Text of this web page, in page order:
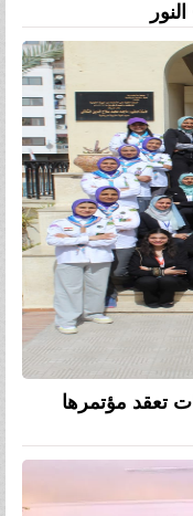
تعقد مؤتمرها